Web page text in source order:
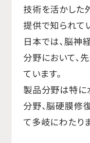
技術を活かした
提供で知られて
日本では、脳神
分野において、
ています。
製品分野は特に
分野、脳硬膜修
て多岐にわたり